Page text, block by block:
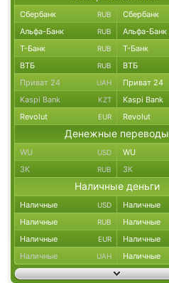
Сбербанк RUB Сбербанк
Альфа-Банк RUB Альфа-Банк
Т-Банк RUB Т-Банк
ВТБ RUB ВТБ
Приват 24 UAH Приват 24
Kaspi Bank KZT Kaspi Bank
Revolut EUR Revolut
Денежные переводы
WU USD WU
ЗК RUB ЗК
Наличные деньги
Наличные USD Наличные
Наличные RUB Наличные
Наличные EUR Наличные
Наличные UAH Наличные